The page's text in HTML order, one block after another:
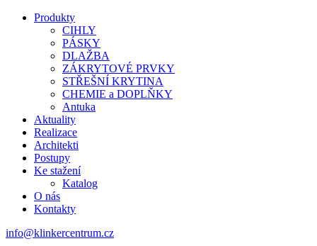
Produkty
CIHLY
PÁSKY
DLAŽBA
ZÁKRYTOVÉ PRVKY
STŘEŠNÍ KRYTINA
CHEMIE a DOPLŇKY
Antuka
Aktuality
Realizace
Architekti
Postupy
Ke stažení
Katalog
O nás
Kontakty
info@klinkercentrum.cz